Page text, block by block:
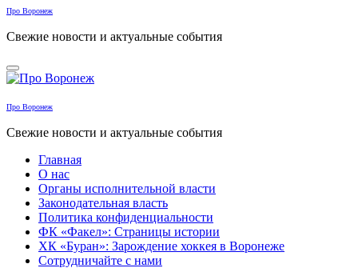
Про Воронеж
Свежие новости и актуальные события
Про Воронеж
Свежие новости и актуальные события
Главная
О нас
Органы исполнительной власти
Законодательная власть
Политика конфиденциальности
ФК «Факел»: Страницы истории
ХК «Буран»: Зарождение хоккея в Воронеже
Сотрудничайте с нами